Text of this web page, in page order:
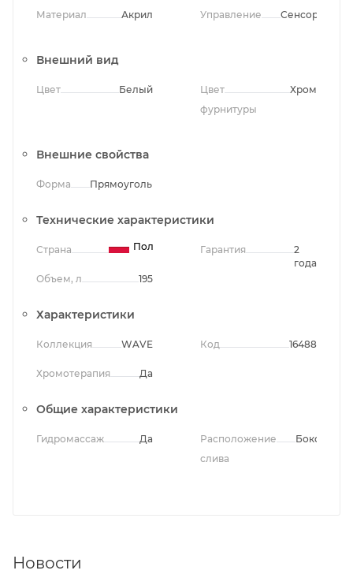
Материал Акрил Управление Сенсорное
Внешний вид
Цвет Белый
Цвет
фурнитуры
Хром
Внешние свойства
Форма Прямоугольная
Технические характеристики
Страна Польша
Объем, л 195
Гарантия
2
года
Характеристики
Коллекция WAVE
Хромотерапия Да
Код 16488
Общие характеристики
Гидромассаж Да
Расположение
слива
Боковое
Новости